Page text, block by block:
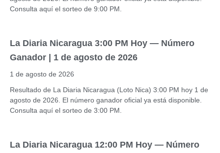
Consulta aquí el sorteo de 9:00 PM.
La Diaria Nicaragua 3:00 PM Hoy — Número
Ganador | 1 de agosto de 2026
1 de agosto de 2026
Resultado de La Diaria Nicaragua (Loto Nica) 3:00 PM hoy 1 de
agosto de 2026. El número ganador oficial ya está disponible.
Consulta aquí el sorteo de 3:00 PM.
La Diaria Nicaragua 12:00 PM Hoy — Número